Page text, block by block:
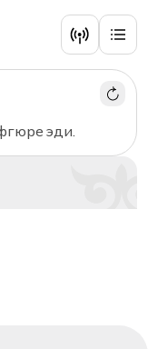
эди.